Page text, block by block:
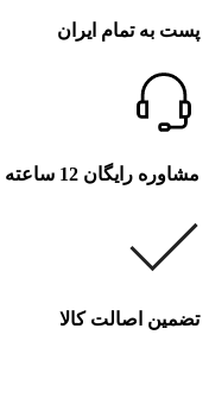
پست به تمام ایران
مشاوره رایگان 12 ساعته
تضمین اصالت کالا